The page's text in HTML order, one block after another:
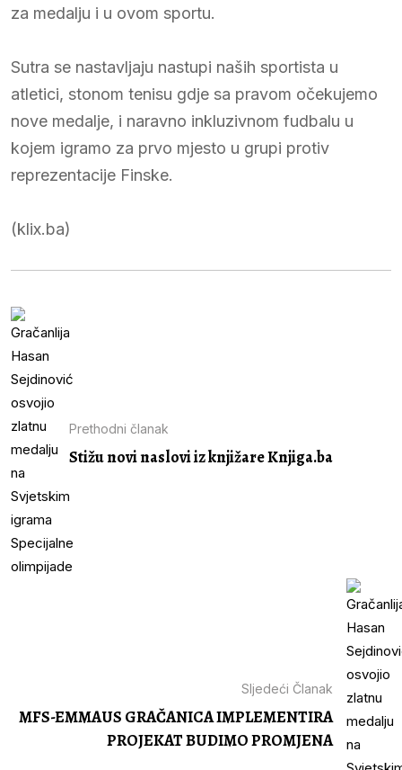
za medalju i u ovom sportu.
Sutra se nastavljaju nastupi naših sportista u
atletici, stonom tenisu gdje sa pravom očekujemo
nove medalje, i naravno inkluzivnom fudbalu u
kojem igramo za prvo mjesto u grupi protiv
reprezentacije Finske.
(klix.ba)
Prethodni članak
Stižu novi naslovi iz knjižare Knjiga.ba
Sljedeći Članak
MFS-EMMAUS GRAČANICA IMPLEMENTIRA
PROJEKAT BUDIMO PROMJENA